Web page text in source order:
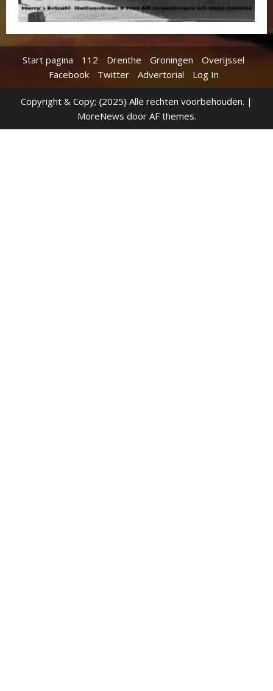
Start pagina 112 Drenthe Groningen
Overijssel
Facebook
Twitter Advertorial Log In
Copyright & Copy; {2025} Alle rechten voorbehouden. |
MoreNews door AF themes.